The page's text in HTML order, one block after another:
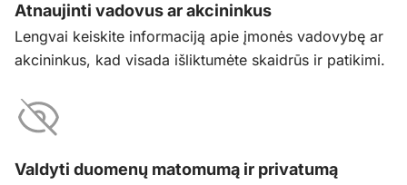
Atnaujinti vadovus ar akcininkus
Lengvai keiskite informaciją apie įmonės vadovybę ar
akcininkus, kad visada išliktumėte skaidrūs ir patikimi.
Valdyti duomenų matomumą ir privatumą